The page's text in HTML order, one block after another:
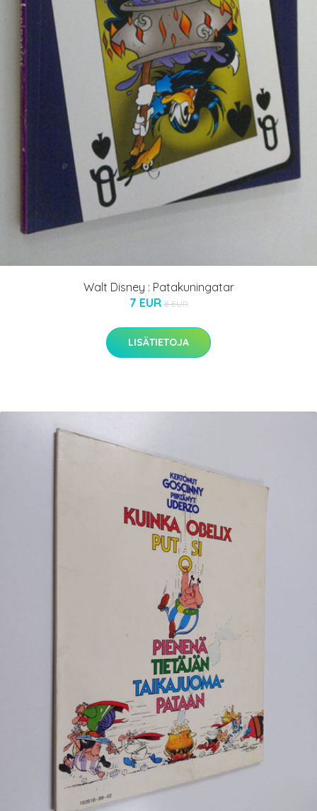
Walt Disney : Patakuningatar
7 EUR 8 EUR
LISÄTIETOJA